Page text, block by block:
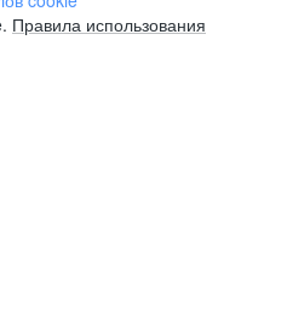
Правила использования